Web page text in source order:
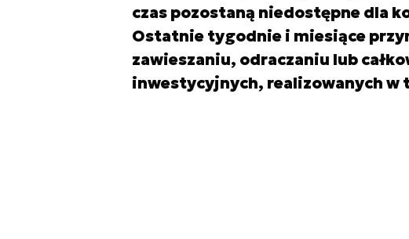
czas pozostaną niedostępne dla
Ostatnie tygodnie i miesiące
zawieszaniu, odraczaniu lub
inwestycyjnych, realizowanych w